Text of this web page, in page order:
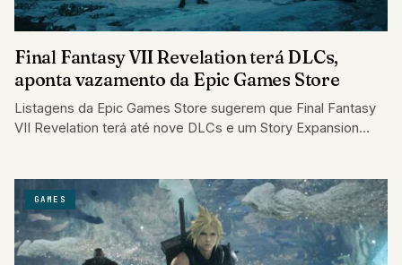
Final Fantasy VII Revelation terá DLCs,
aponta vazamento da Epic Games Store
Listagens da Epic Games Store sugerem que Final Fantasy
VII Revelation terá até nove DLCs e um Story Expansion
GAMES